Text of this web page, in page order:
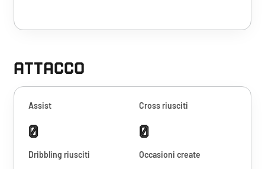
ATTACCO
Assist
0
Cross riusciti
0
Dribbling riusciti Occasioni create